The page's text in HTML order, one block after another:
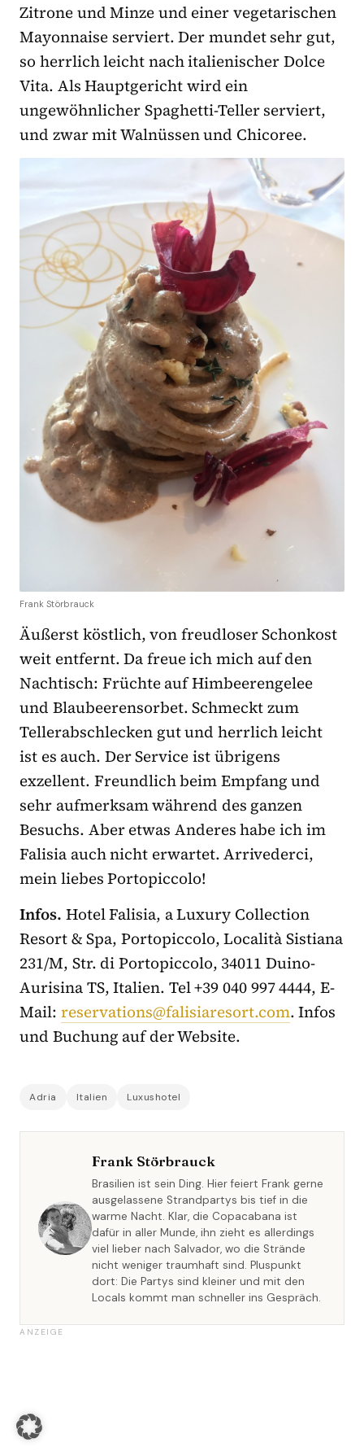
Zitrone und Minze und einer vegetarischen
Mayonnaise serviert. Der mundet sehr gut,
so herrlich leicht nach italienischer Dolce
Vita. Als Hauptgericht wird ein
ungewöhnlicher Spaghetti-Teller serviert,
und zwar mit Walnüssen und Chicoree.
Frank Störbrauck
Äußerst köstlich, von freudloser Schonkost
weit entfernt. Da freue ich mich auf den
Nachtisch: Früchte auf Himbeerengelee
und Blaubeerensorbet. Schmeckt zum
Tellerabschlecken gut und herrlich leicht
ist es auch. Der Service ist übrigens
exzellent. Freundlich beim Empfang und
sehr aufmerksam während des ganzen
Besuchs. Aber etwas Anderes habe ich im
Falisia auch nicht erwartet. Arrivederci,
mein liebes Portopiccolo!
Infos. Hotel Falisia, a Luxury Collection
Resort & Spa, Portopiccolo, Località Sistiana
231/M, Str. di Portopiccolo, 34011 Duino-
Aurisina TS, Italien. Tel +39 040 997 4444, E-
Mail: reservations@falisiaresort.com. Infos
und Buchung auf der Website.
Adria Italien Luxushotel
Frank Störbrauck
Brasilien ist sein Ding. Hier feiert Frank gerne
ausgelassene Strandpartys bis tief in die
warme Nacht. Klar, die Copacabana ist
dafür in aller Munde, ihn zieht es allerdings
viel lieber nach Salvador, wo die Strände
nicht weniger traumhaft sind. Pluspunkt
dort: Die Partys sind kleiner und mit den
Locals kommt man schneller ins Gespräch.
ANZEIGE